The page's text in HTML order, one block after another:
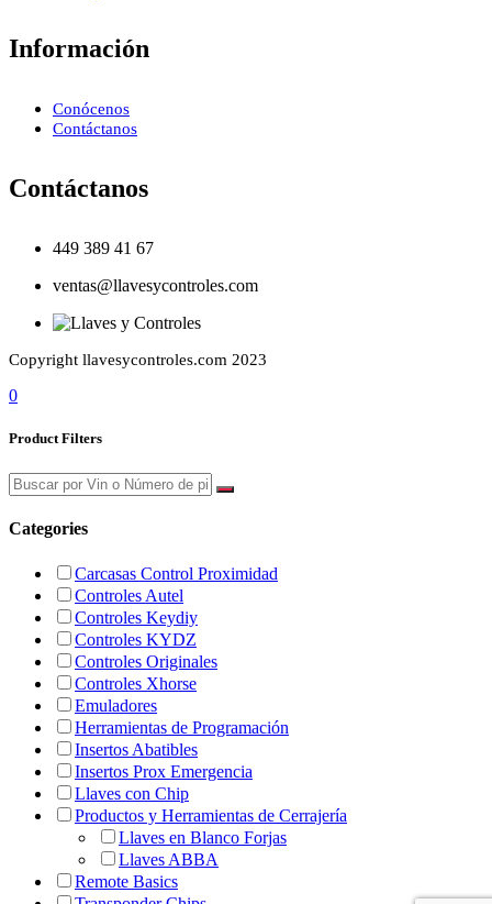
Información
Conócenos
Contáctanos
Contáctanos
449 389 41 67
ventas@llavesycontroles.com
Copyright llavesycontroles.com 2023
0
Product Filters
Categories
Carcasas Control Proximidad
Controles Autel
Controles Keydiy
Controles KYDZ
Controles Originales
Controles Xhorse
Emuladores
Herramientas de Programación
Insertos Abatibles
Insertos Prox Emergencia
Llaves con Chip
Productos y Herramientas de Cerrajería
Llaves en Blanco Forjas
Llaves ABBA
Remote Basics